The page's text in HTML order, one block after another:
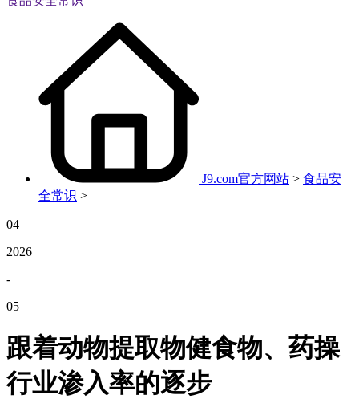
J9.com官方网站 > 食品安
全常识 >
04
2026
-
05
跟着动物提取物健食物、药操
行业渗入率的逐步